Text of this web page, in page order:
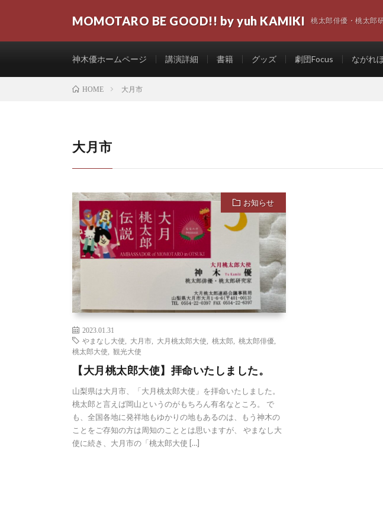
MOMOTARO BE GOOD!! by yuh KAMIKI 桃太郎俳優・桃太郎
神木優ホームページ 講演詳細 書籍 グッズ 劇団Focus ながれ
HOME 大月市
大月市
お知らせ
2023.01.31
やまなし大使
大月市 大月桃太郎大使 桃太郎 桃太郎俳優
桃太郎大使
観光大使
【大月桃太郎大使】拝命いたしました。
山梨県は大月市、「大月桃太郎大使」を拝命いたしました。
桃太郎と言えば岡山というのがもちろん有名なところ。 で
も、全国各地に発祥地もゆかりの地もあるのは、もう神木の
ことをご存知の方は周知のこととは思いますが、 やまなし大
使に続き、大月市の「桃太郎大使 […]